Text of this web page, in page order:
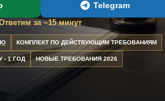
Telegram
за ~15 минут
КОМПЛЕКТ ПО ДЕЙСТВУЮЩИМ ТРЕБОВАНИЯМ
- 1 ГОД НОВЫЕ ТРЕБОВАНИЯ 2026